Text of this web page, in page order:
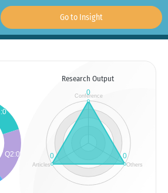
Go to Insight
Research Output